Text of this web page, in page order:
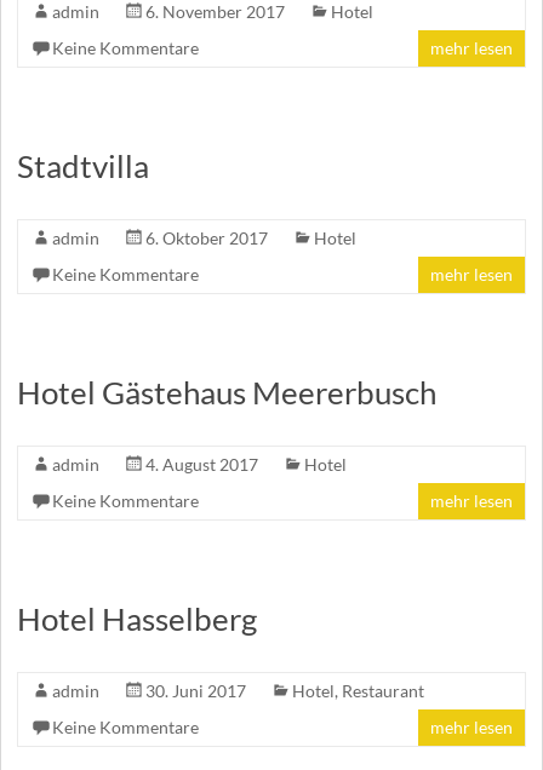
admin 6. November 2017
Hotel
Keine Kommentare
mehr lesen
Stadtvilla
admin 6. Oktober 2017
Hotel
Keine Kommentare
mehr lesen
Hotel Gästehaus Meererbusch
admin 4. August 2017
Hotel
Keine Kommentare
mehr lesen
Hotel Hasselberg
admin 30. Juni 2017 Hotel, Restaurant
Keine Kommentare
mehr lesen